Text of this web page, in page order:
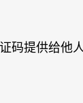
码提供给